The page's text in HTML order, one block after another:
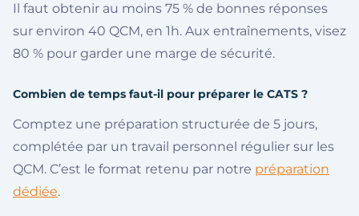
Il faut obtenir au moins 75 % de bonnes réponses
sur environ 40 QCM, en 1h. Aux entraînements, visez
80 % pour garder une marge de sécurité.
Combien de temps faut-il pour préparer le CATS ?
Comptez une préparation structurée de 5 jours,
complétée par un travail personnel régulier sur les
QCM. C’est le format retenu par notre préparation
dédiée.